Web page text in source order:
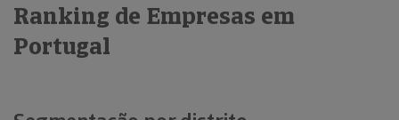
Ranking de Empresas em
Portugal